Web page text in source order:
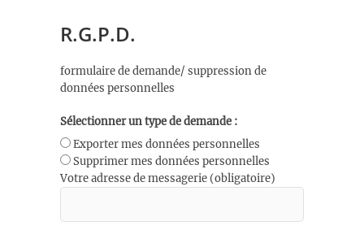
R.G.P.D.
formulaire de demande/ suppression de
données personnelles
Sélectionner un type de demande :
Exporter mes données personnelles
Supprimer mes données personnelles
Votre adresse de messagerie (obligatoire)